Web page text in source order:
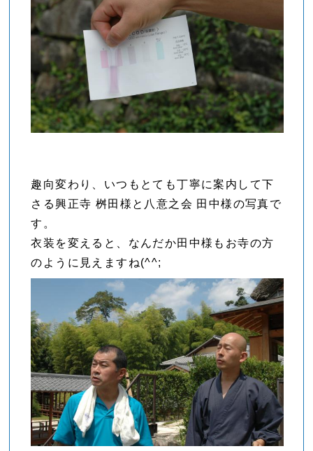
趣向変わり、いつもとても丁寧に案内して下
さる興正寺 桝田様と八意之会 田中様の写真で
す。
衣装を変えると、なんだか田中様もお寺の方
のように見えますね(^^;